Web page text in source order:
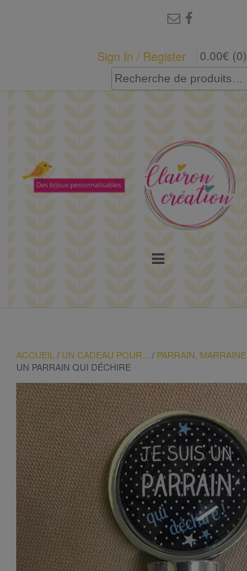
Sign In / Register
0.00€ (0)
Recherche
pour :
ACCUEIL / UN CADEAU POUR... / PARRAIN, MARRAINE
UN PARRAIN QUI DÉCHIRE